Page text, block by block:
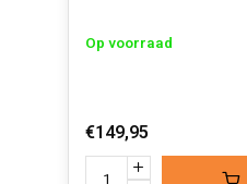
Op voorraad
€149,95